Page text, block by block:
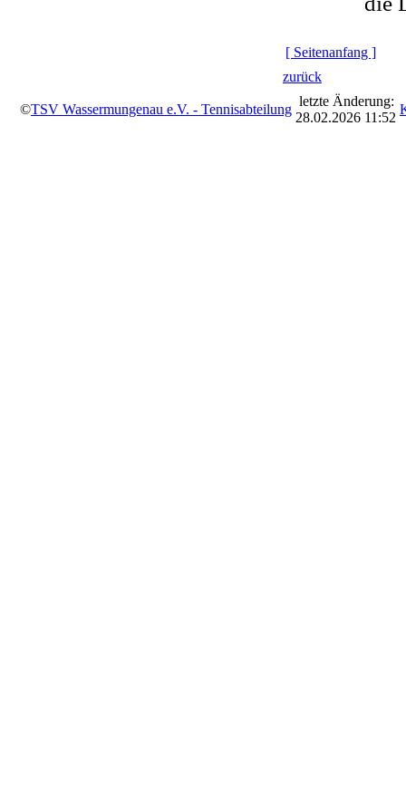
[ Seitenanfang ]
zurück
©TSV Wassermungenau e.V. - Tennisabteilung
letzte Änderung:
28.02.2026 11:52